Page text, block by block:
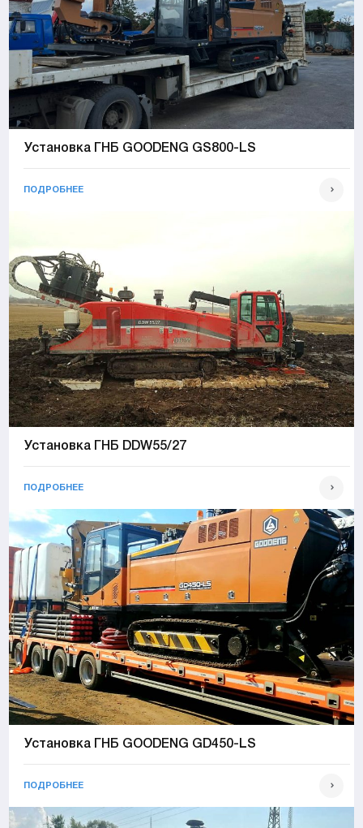
Установка ГНБ GOODENG GS800-LS
ПОДРОБНЕЕ
Установка ГНБ DDW55/27
ПОДРОБНЕЕ
Установка ГНБ GOODENG GD450-LS
ПОДРОБНЕЕ